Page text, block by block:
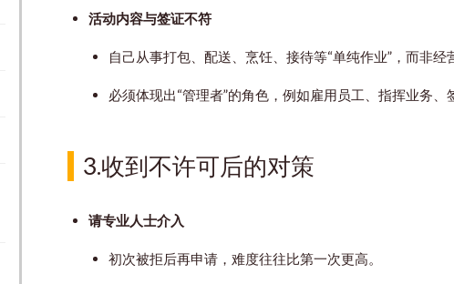
活动内容与签证不符
自己从事打包、配送、烹饪、接待等“单纯作业”，而非经
必须体现出“管理者”的角色，例如雇用员工、指挥业务、
3.收到不许可后的对策
请专业人士介入
初次被拒后再申请，难度往往比第一次更高。